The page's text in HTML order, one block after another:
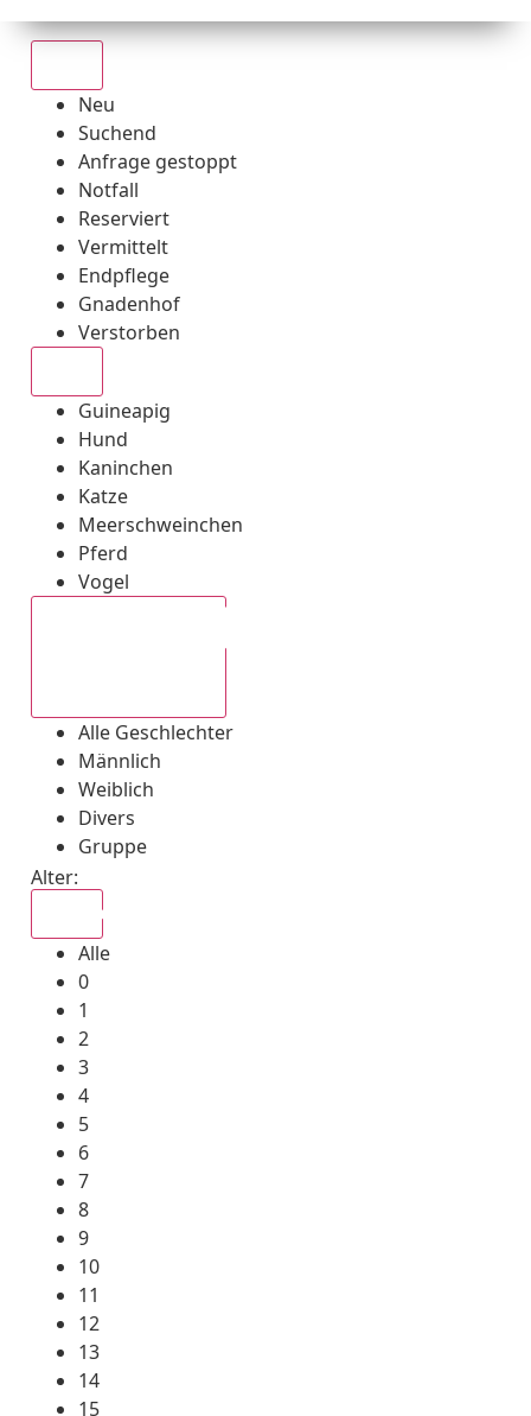
Neu
Suchend
Anfrage gestoppt
Notfall
Reserviert
Vermittelt
Endpflege
Gnadenhof
Verstorben
Guineapig
Hund
Kaninchen
Katze
Meerschweinchen
Pferd
Vogel
Alle Geschlechter
Männlich
Weiblich
Divers
Gruppe
Alter:
Alle
0
1
2
3
4
5
6
7
8
9
10
11
12
13
14
15